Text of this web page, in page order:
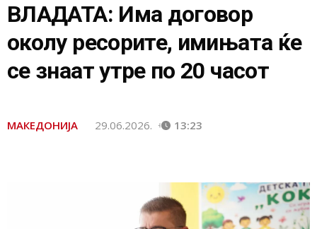
ВЛАДАТА: Има договор
околу ресорите, имињата ќе
се знаат утре по 20 часот
МАКЕДОНИЈА 29.06.2026. 13:23